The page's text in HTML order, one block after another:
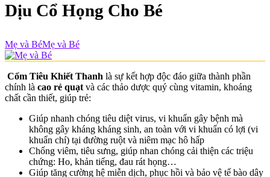
Dịu Cổ Họng Cho Bé
Mẹ và BéMẹ và Bé
Cốm Tiêu Khiết Thanh là sự kết hợp độc đáo giữa thành phần
chính là cao rẻ quạt và các thảo dược quý cùng vitamin, khoáng
chất cần thiết, giúp trẻ:
Giúp nhanh chóng tiêu diệt virus, vi khuẩn gây bệnh mà
không gây kháng kháng sinh, an toàn với vi khuẩn có lợi (vi
khuẩn chí) tại đường ruột và niêm mạc hô hấp
Chống viêm, tiêu sưng, giúp nhan chóng cải thiện các triệu
chứng: Ho, khản tiếng, đau rát họng…
Giúp tăng cường hệ miễn dịch, phục hồi và bảo vệ tế bào dây